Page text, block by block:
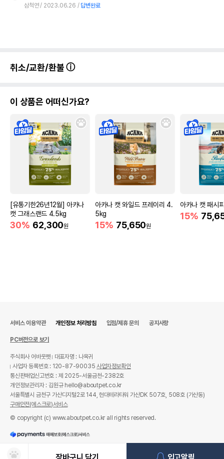
삼척연 2023.06.26 답변완료
취소/교환/환불
이 상품은 어떠신가요?
[유통기한26년12월] 아카나
캣 그래스랜드 4.5kg
30% 62,300원
아카나 캣 와일드 프레이리 4.
5kg
15% 75,650원
아카나 캣 패시
15%
장바구니 담기 입고알림
서비스 이용약관 개인정보 처리방침 입점/제휴 문의 공지사항
PC버전으로 보기
주식회사 어바웃펫
대표자명 : 나옥귀
사업자 등록번호 : 120-87-90035사업자정보확인
통신판매업신고번호 : 제 2025-서울금천-2382호
개인정보관리자 : 김원규 hello@aboutpet.co.kr
서울특별시 금천구 가산디지털2로 144, 현대테라타워 가산DK 507호, 508호 (가산동)
구매안전(에스크로)서비스
© copyright (c) www.aboutpet.co.kr all rights reserved.